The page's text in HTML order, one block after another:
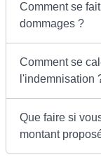
Comment se
dommages ?
Comment se
l'indemnisation
Que faire si
montant